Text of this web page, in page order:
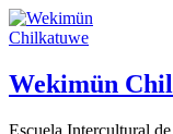
Saltar
al
Wekimün
Escuela Intercultural